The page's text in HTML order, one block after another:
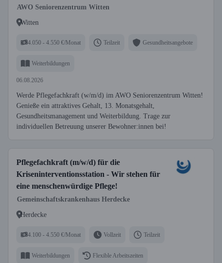
AWO Seniorenzentrum Witten
Witten
4.050 - 4.550 €/Monat Teilzeit Gesundheitsangebote
Weiterbildungen
06.08.2026
Werde Pflegefachkraft (w/m/d) im AWO Seniorenzentrum Witten!
Genieße ein attraktives Gehalt, 13. Monatsgehalt,
Gesundheitsmanagement und Weiterbildung. Trage zur
individuellen Betreuung unserer Bewohner:innen bei!
Pflegefachkraft (m/w/d) für die
Kriseninterventionsstation - Wir stehen für
eine menschenwürdige Pflege!
Gemeinschaftskrankenhaus Herdecke
Herdecke
4.100 - 4.550 €/Monat Vollzeit Teilzeit
Weiterbildungen Flexible Arbeitszeiten